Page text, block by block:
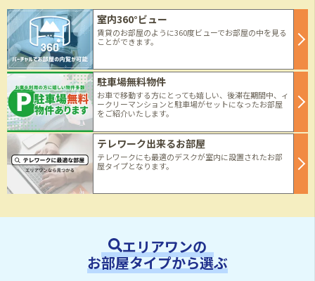
室内360°ビュー
賃貸のお部屋のように360度ビューでお部屋の中を見る
ことができます。
駐車場無料物件
お車で移動する方にとっても嬉しい、後滞在期間中、ィ
ークリーマンションと駐車場がセットになったお部屋
をご紹介いたします。
テレワーク出来るお部屋
テレワークにも最適のデスクが室内に設置されたお部
屋タイプとなります。
エリアワンの
お部屋タイプから選ぶ